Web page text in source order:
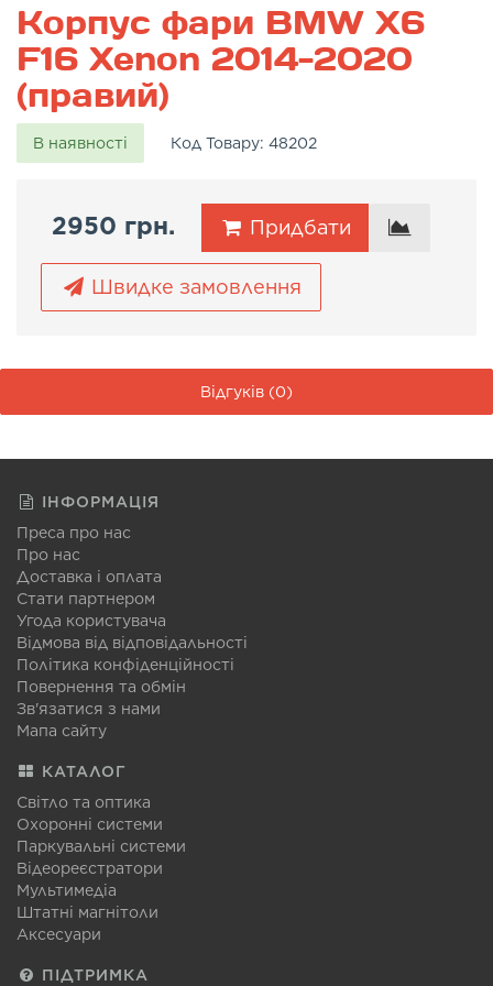
Корпус фари BMW X6
F16 Xenon 2014-2020
(правий)
В наявності Код Товару: 48202
2950 грн. Придбати
Швидке замовлення
Відгуків (0)
ІНФОРМАЦІЯ
Преса про нас
Про нас
Доставка і оплата
Стати партнером
Угода користувача
Відмова від відповідальності
Політика конфіденційності
Повернення та обмін
Зв'язатися з нами
Мапа сайту
КАТАЛОГ
Світло та оптика
Охоронні системи
Паркувальні системи
Відеореєстратори
Мультимедіа
Штатні магнітоли
Аксесуари
ПІДТРИМКА